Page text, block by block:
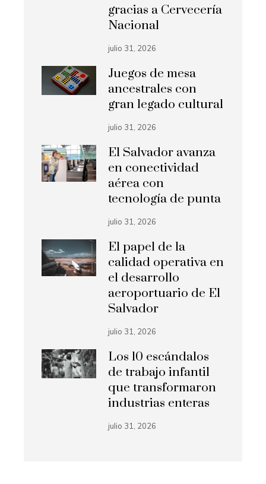
gracias a Cervecería
Nacional
julio 31, 2026
Juegos de mesa
ancestrales con
gran legado cultural
julio 31, 2026
El Salvador avanza
en conectividad
aérea con
tecnología de punta
julio 31, 2026
El papel de la
calidad operativa en
el desarrollo
aeroportuario de El
Salvador
julio 31, 2026
Los 10 escándalos
de trabajo infantil
que transformaron
industrias enteras
julio 31, 2026